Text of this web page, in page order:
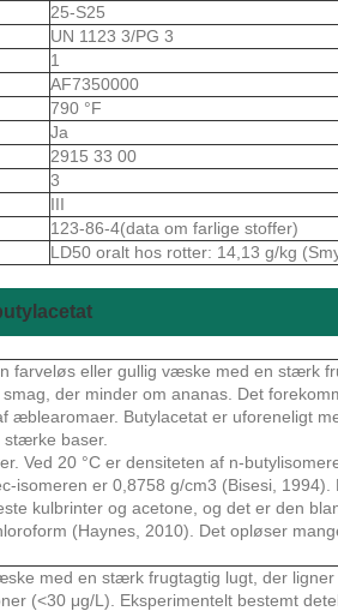
25-S25
UN 1123 3/PG 3
1
AF7350000
790 °F
Ja
2915 33 00
3
III
123-86-4(data om farlige stoffer)
LD50 oralt hos rotter: 14,13 g/kg
farveløs eller gullig væske med en stærk
der minder om ananas. Det
æblearomaer. Butylacetat er uforeneligt
baser.
Ved 20 °C er densiteten af ​​n-
isomeren er 0,8758 g/cm3 (Bisesi, 1994).
kulbrinter og acetone, og det er den
(Haynes, 2010). Det opløser
med en stærk frugtagtig lugt, der
(<30 μg/L). Eksperimentelt bestemt